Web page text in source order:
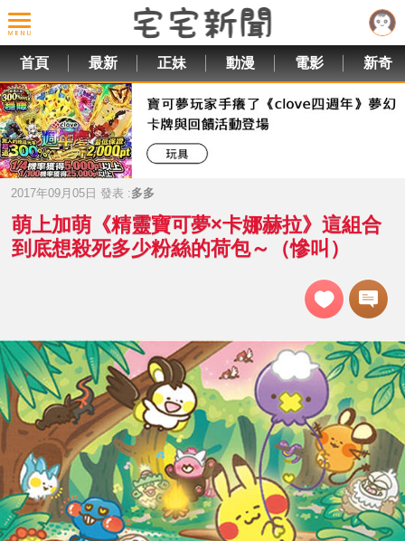
首頁 最新 正妹 動漫 電影 新奇
2017年09月05日 發表 :多多
萌上加萌《精靈寶可夢×卡娜赫拉》這組合
到底想殺死多少粉絲的荷包～（慘叫）